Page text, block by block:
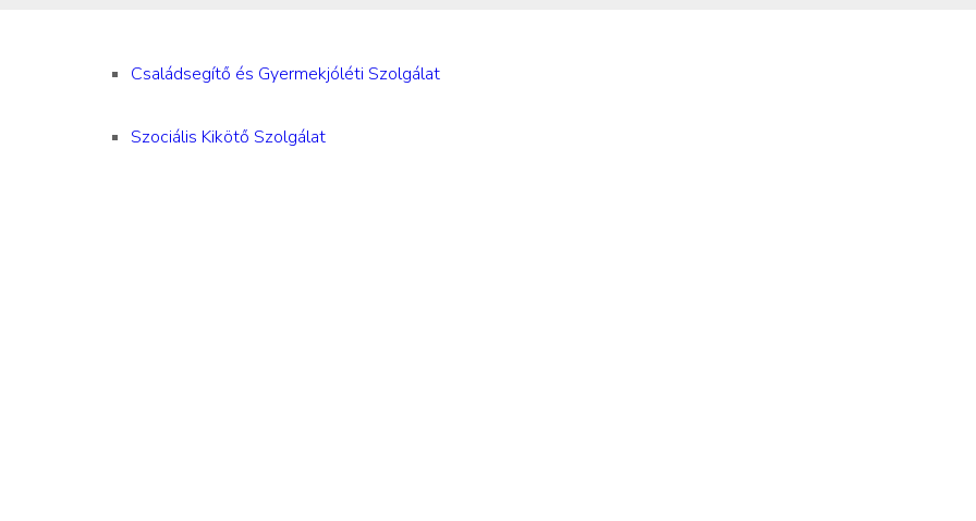
Családsegítő és Gyermekjóléti Szolgálat
Szociális Kikötő Szolgálat